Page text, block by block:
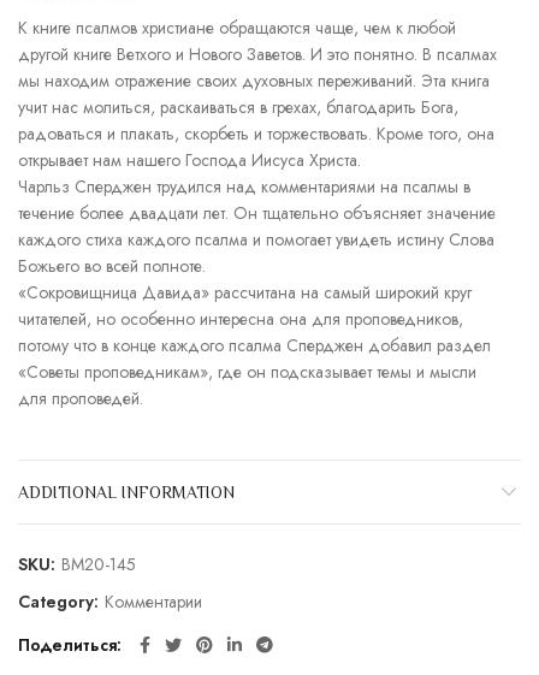
К книге псалмов христиане обращаются чаще, чем к любой
другой книге Ветхого и Нового Заветов. И это понятно. В псалмах
мы находим отражение своих духовных переживаний. Эта книга
учит нас молиться, раскаиваться в грехах, благодарить Бога,
радоваться и плакать, скорбеть и торжествовать. Кроме того, она
открывает нам нашего Господа Иисуса Христа.
Чарльз Сперджен трудился над комментариями на псалмы в
течение более двадцати лет. Он тщательно объясняет значение
каждого стиха каждого псалма и помогает увидеть истину Слова
Божьего во всей полноте.
«Сокровищница Давида» рассчитана на самый широкий круг
читателей, но особенно интересна она для проповедников,
потому что в конце каждого псалма Сперджен добавил раздел
«Советы проповедникам», где он подсказывает темы и мысли
для проповедей.
ADDITIONAL INFORMATION
SKU: BM20-145
Category: Комментарии
Поделиться